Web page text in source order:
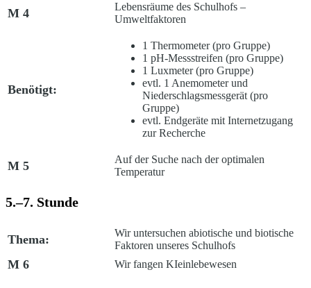
M 4
Lebensräume des Schulhofs –
Umweltfaktoren
Benötigt:
1 Thermometer (pro Gruppe)
1 pH-Messstreifen (pro Gruppe)
1 Luxmeter (pro Gruppe)
evtl. 1 Anemometer und
Niederschlagsmessgerät (pro
Gruppe)
evtl. Endgeräte mit Internetzugang
zur Recherche
M 5
Auf der Suche nach der optimalen
Temperatur
5.–7. Stunde
Thema:
Wir untersuchen abiotische und biotische
Faktoren unseres Schulhofs
M 6 Wir fangen KIeinlebewesen